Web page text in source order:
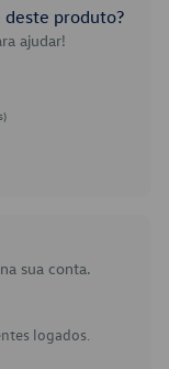
deste produto?
ajudar!
sua conta.
logados.